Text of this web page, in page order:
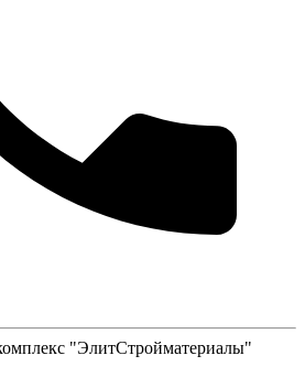
"ЭлитСтройматериалы"